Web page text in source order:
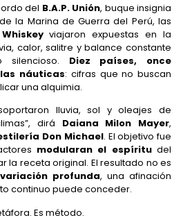
del B.A.P. Unión, buque insignia
la Marina de Guerra del Perú, las
viajaron expuestas en la
calor, salitre y balance constante
silencioso. Diez países, once
náuticas: cifras que no buscan
una alquimia.
lluvia, sol y oleajes de
dirá Daiana Milon Mayer,
Don Michael. El objetivo fue
modularan el espíritudel
la receta original. El resultado no es
variación profunda, una afinación
continuo puede conceder.
Es método.